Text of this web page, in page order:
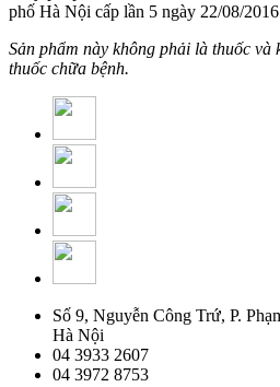
phố Hà Nội cấp lần 5 ngày 22/08/2016
Sản phẩm này không phải là thuốc và
thuốc chữa bệnh.
Số 9, Nguyễn Công Trứ, P.
Hà Nội
04 3933 2607
04 3972 8753